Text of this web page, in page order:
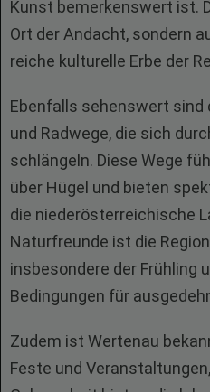
Kunst bemerkenswert ist.
Ort der Andacht, sondern
reiche kulturelle Erbe der
Ebenfalls sehenswert sind
und Radwege, die sich
schlängeln. Diese Wege
über Hügel und bieten
die niederösterreichische
Naturfreunde ist die
insbesondere der Frühling
Bedingungen für
Zudem ist Wertenau
Feste und